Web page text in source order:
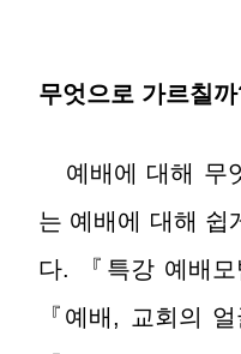
무엇으로 가르칠
예배에 대해 무
는 예배에 대해 쉽
다. 『특강 예배
『예배, 교회의